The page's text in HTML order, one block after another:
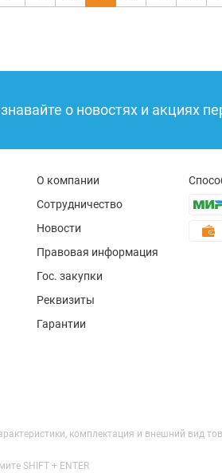
о новостях и акциях
О компании
Сотрудничество
Новости
Правовая информация
Гос. закупки
Реквизиты
Гарантии
комплектация и внешний вид
SHIFT + ENTER